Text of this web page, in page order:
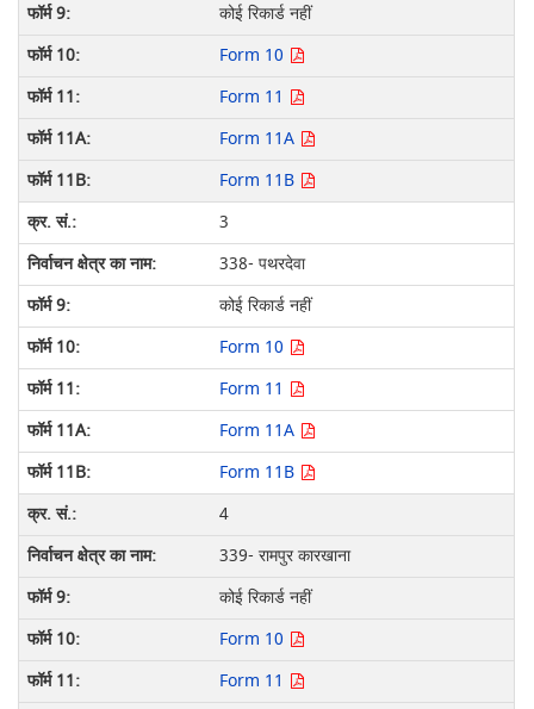
कोई रिकार्ड नहीं
Form 10
Form 11
Form 11A
Form 11B
3
338- पथरदेवा
कोई रिकार्ड नहीं
Form 10
Form 11
Form 11A
Form 11B
4
339- रामपुर कारखाना
कोई रिकार्ड नहीं
Form 10
Form 11